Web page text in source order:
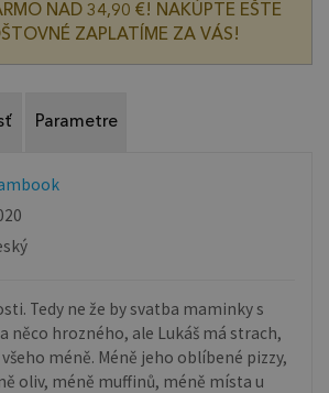
NAD 34,90 €! NAKÚPTE EŠTE
ZAPLATÍME ZA VÁS!
Parametre
Tedy ne že by svatba maminky s
něco hrozného, ale Lukáš má strach,
méně. Méně jeho oblíbené pizzy,
oliv, méně muffinů, méně místa u